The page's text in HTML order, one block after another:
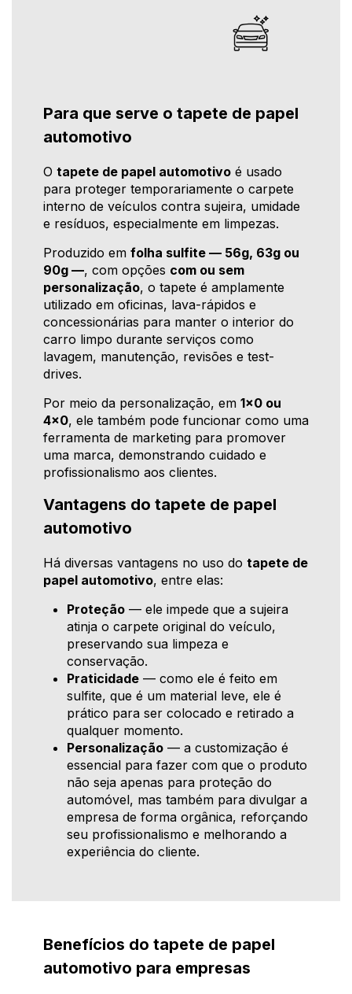
Para que serve o tapete de papel
automotivo
O tapete de papel automotivo é usado
para proteger temporariamente o carpete
interno de veículos contra sujeira, umidade
e resíduos, especialmente em limpezas.
Produzido em folha sulfite — 56g, 63g ou
90g —, com opções com ou sem
personalização, o tapete é amplamente
utilizado em oficinas, lava-rápidos e
concessionárias para manter o interior do
carro limpo durante serviços como
lavagem, manutenção, revisões e test-
drives.
Por meio da personalização, em 1x0 ou
4x0, ele também pode funcionar como uma
ferramenta de marketing para promover
uma marca, demonstrando cuidado e
profissionalismo aos clientes.
Vantagens do tapete de papel
automotivo
Há diversas vantagens no uso do tapete de
papel automotivo, entre elas:
Proteção — ele impede que a sujeira
atinja o carpete original do veículo,
preservando sua limpeza e
conservação.
Praticidade — como ele é feito em
sulfite, que é um material leve, ele é
prático para ser colocado e retirado a
qualquer momento.
Personalização — a customização é
essencial para fazer com que o produto
não seja apenas para proteção do
automóvel, mas também para divulgar a
empresa de forma orgânica, reforçando
seu profissionalismo e melhorando a
experiência do cliente.
Benefícios do tapete de papel
automotivo para empresas